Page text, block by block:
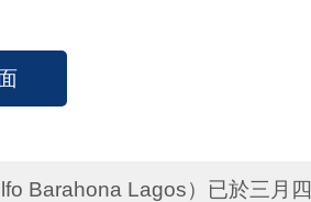
Barahona Lagos）已於三月四